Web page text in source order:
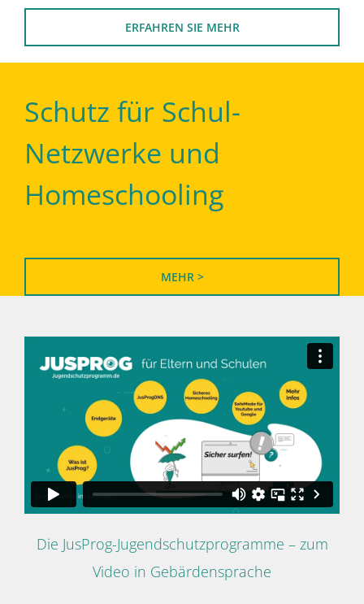
ERFAHREN SIE MEHR
Schutz für Schul-
Netzwerke und
Homeschooling
MEHR >
Die JusProg-Jugendschutzprogramme – zum
Video in Gebärdensprache